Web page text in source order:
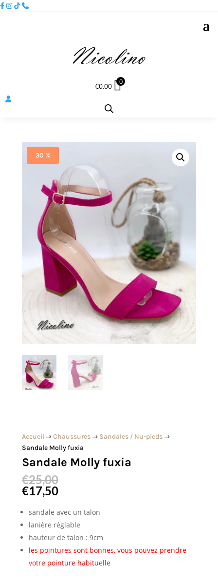
€0,00 0
30 %
Accueil ⇒ Chaussures⇒ Sandales / Nu-pieds⇒
Sandale Molly fuxia
Sandale Molly fuxia
€25,00
€17,50
sandale avec un talon
lanière réglable
hauteur de talon : 9cm
les pointures sont bonnes, vous pouvez prendre
votre pointure habituelle